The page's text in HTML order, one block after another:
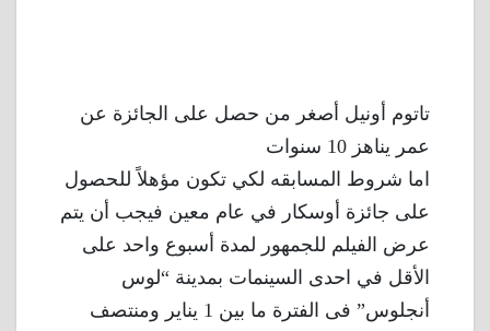
تاتوم أونيل أصغر من حصل على الجائزة عن
عمر يناهز 10 سنوات
اما شروط المسابقه لكي تكون مؤهلاً للحصول
على جائزة أوسكار في عام معين فيجب أن يتم
عرض الفيلم للجمهور لمدة أسبوع واحد على
الأقل في احدى السينمات بمدينة “لوس
أنجلوس” فى الفترة ما بين 1 يناير ومنتصف